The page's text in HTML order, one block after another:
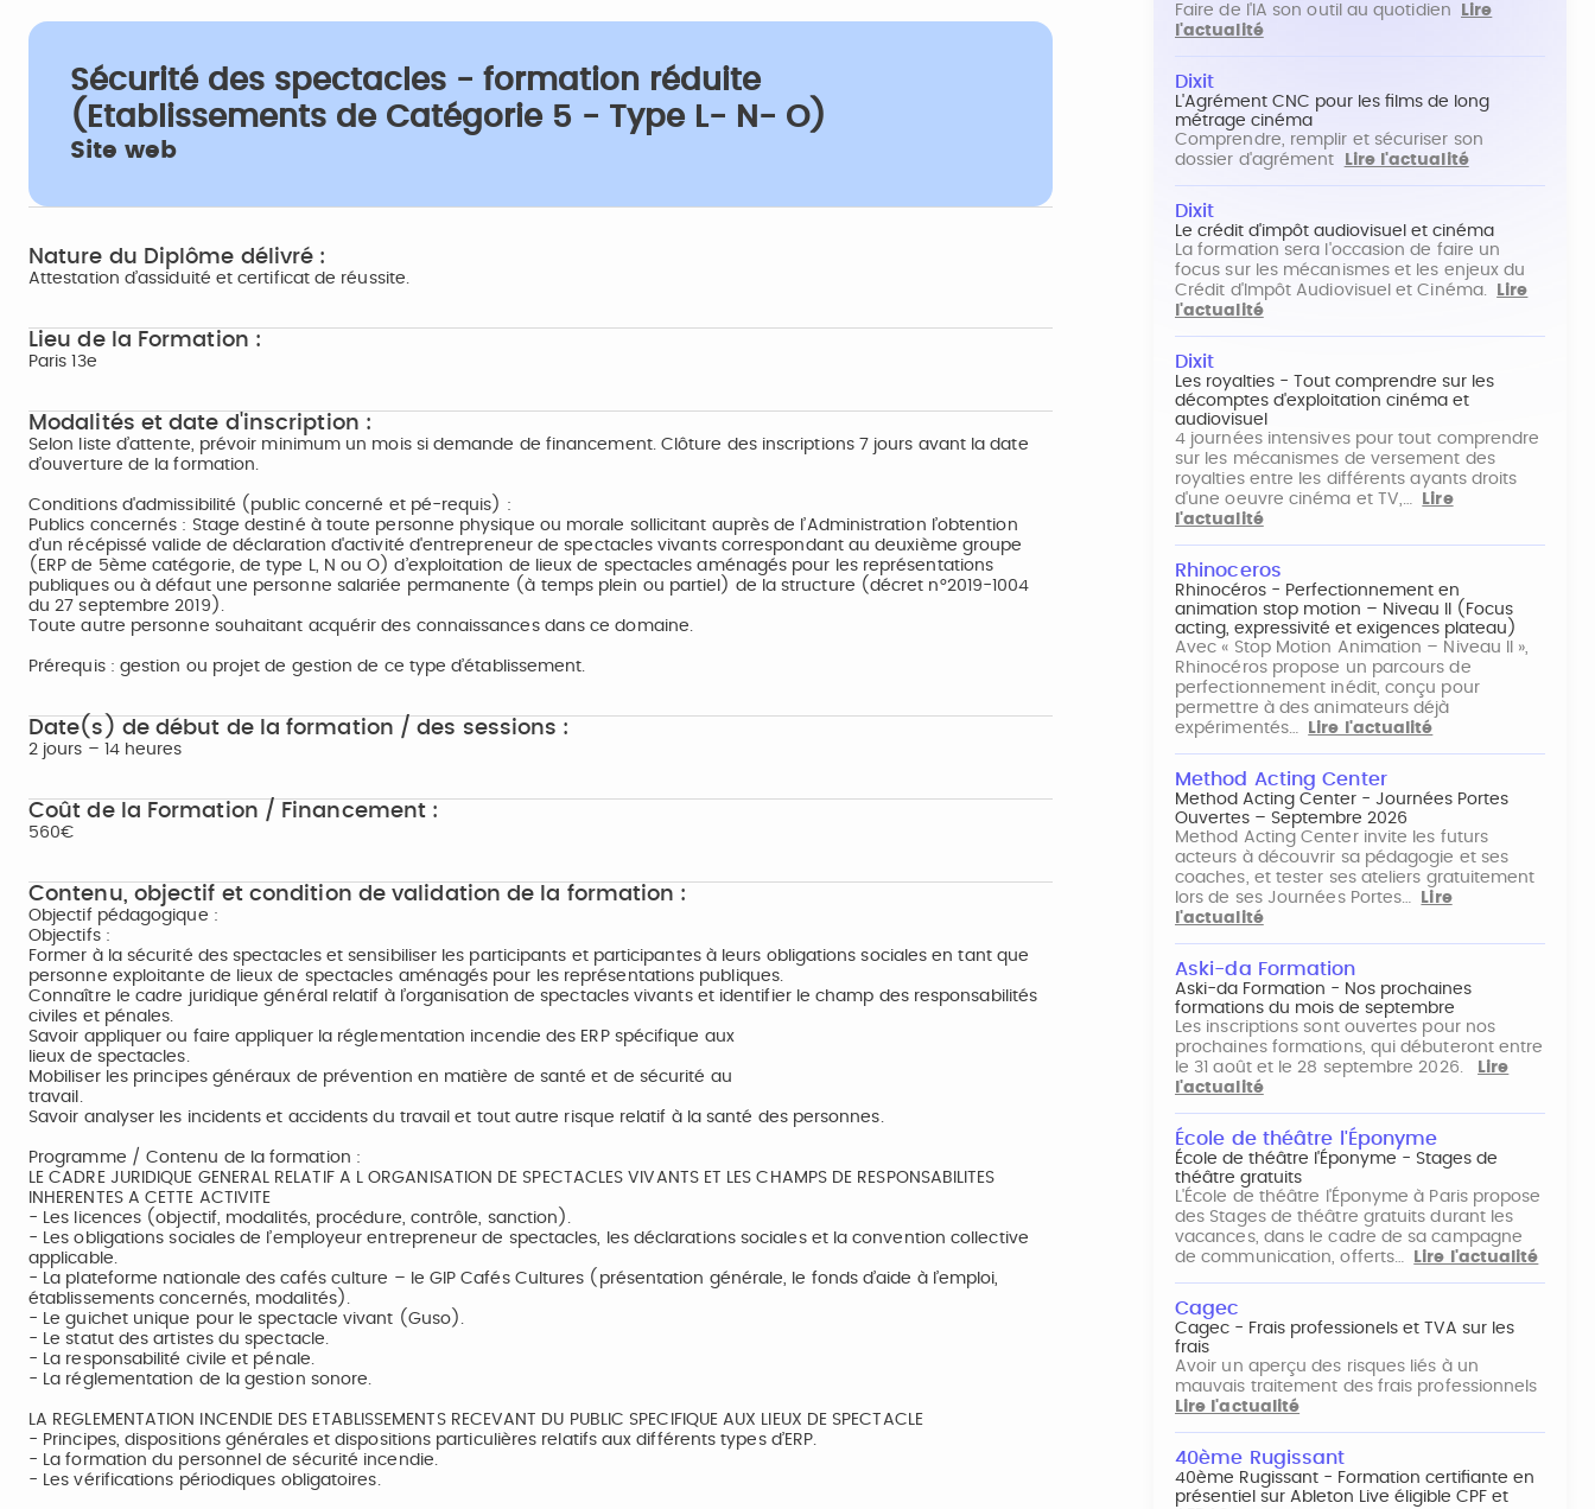
Sécurité des spectacles - formation réduite
(Etablissements de Catégorie 5 - Type L- N- O)
Site web
Nature du Diplôme délivré :
Attestation d’assiduité et certificat de réussite.
Lieu de la Formation :
Paris 13e
Modalités et date d'inscription :
Selon liste d’attente, prévoir minimum un mois si demande de financement. Clôture des inscriptions 7 jours avant la date
d’ouverture de la formation.
Conditions d'admissibilité (public concerné et pé-requis) :
Publics concernés : Stage destiné à toute personne physique ou morale sollicitant auprès de l’Administration l’obtention
d’un récépissé valide de déclaration d'activité d'entrepreneur de spectacles vivants correspondant au deuxième groupe
(ERP de 5ème catégorie, de type L, N ou O) d’exploitation de lieux de spectacles aménagés pour les représentations
publiques ou à défaut une personne salariée permanente (à temps plein ou partiel) de la structure (décret n°2019-1004
du 27 septembre 2019).
Toute autre personne souhaitant acquérir des connaissances dans ce domaine.
Prérequis : gestion ou projet de gestion de ce type d’établissement.
Date(s) de début de la formation / des sessions :
2 jours – 14 heures
Coût de la Formation / Financement :
560€
Contenu, objectif et condition de validation de la formation :
Objectif pédagogique :
Objectifs :
Former à la sécurité des spectacles et sensibiliser les participants et participantes à leurs obligations sociales en tant que
personne exploitante de lieux de spectacles aménagés pour les représentations publiques.
Connaître le cadre juridique général relatif à l’organisation de spectacles vivants et identifier le champ des responsabilités
civiles et pénales.
Savoir appliquer ou faire appliquer la réglementation incendie des ERP spécifique aux
lieux de spectacles.
Mobiliser les principes généraux de prévention en matière de santé et de sécurité au
travail.
Savoir analyser les incidents et accidents du travail et tout autre risque relatif à la santé des personnes.
Programme / Contenu de la formation :
LE CADRE JURIDIQUE GENERAL RELATIF A L ORGANISATION DE SPECTACLES VIVANTS ET LES CHAMPS DE RESPONSABILITES
INHERENTES A CETTE ACTIVITE
- Les licences (objectif, modalités, procédure, contrôle, sanction).
- Les obligations sociales de l’employeur entrepreneur de spectacles, les déclarations sociales et la convention collective
applicable.
- La plateforme nationale des cafés culture – le GIP Cafés Cultures (présentation générale, le fonds d’aide à l’emploi,
établissements concernés, modalités).
- Le guichet unique pour le spectacle vivant (Guso).
- Le statut des artistes du spectacle.
- La responsabilité civile et pénale.
- La réglementation de la gestion sonore.
LA REGLEMENTATION INCENDIE DES ETABLISSEMENTS RECEVANT DU PUBLIC SPECIFIQUE AUX LIEUX DE SPECTACLE
- Principes, dispositions générales et dispositions particulières relatifs aux différents types d’ERP.
- La formation du personnel de sécurité incendie.
- Les vérifications périodiques obligatoires.
Faire de l'IA son outil au quotidien
Lire
l'actualité
Dixit
L'Agrément CNC pour les films de long
métrage cinéma
Comprendre, remplir et sécuriser son
dossier d'agrément
Lire l'actualité
Dixit
Le crédit d'impôt audiovisuel et cinéma
La formation sera l'occasion de faire un
focus sur les mécanismes et les enjeux du
Crédit d'Impôt Audiovisuel et Cinéma.
Lire
l'actualité
Dixit
Les royalties - Tout comprendre sur les
décomptes d'exploitation cinéma et
audiovisuel
4 journées intensives pour tout comprendre
sur les mécanismes de versement des
royalties entre les différents ayants droits
d'une oeuvre cinéma et TV,…
Lire
l'actualité
Rhinoceros
Rhinocéros - Perfectionnement en
animation stop motion – Niveau II (Focus
acting, expressivité et exigences plateau)
Avec « Stop Motion Animation – Niveau II »,
Rhinocéros propose un parcours de
perfectionnement inédit, conçu pour
permettre à des animateurs déjà
expérimentés…
Lire l'actualité
Method Acting Center
Method Acting Center - Journées Portes
Ouvertes – Septembre 2026
Method Acting Center invite les futurs
acteurs à découvrir sa pédagogie et ses
coaches, et tester ses ateliers gratuitement
lors de ses Journées Portes…
Lire
l'actualité
Aski-da Formation
Aski-da Formation - Nos prochaines
formations du mois de septembre
Les inscriptions sont ouvertes pour nos
prochaines formations, qui débuteront entre
le 31 août et le 28 septembre 2026.
Lire
l'actualité
École de théâtre l'Éponyme
École de théâtre l'Éponyme - Stages de
théâtre gratuits
L'École de théâtre l'Éponyme à Paris propose
des Stages de théâtre gratuits durant les
vacances, dans le cadre de sa campagne
de communication, offerts…
Lire l'actualité
Cagec
Cagec - Frais professionels et TVA sur les
frais
Avoir un aperçu des risques liés à un
mauvais traitement des frais professionnels
Lire l'actualité
40ème Rugissant
40ème Rugissant - Formation certifiante en
présentiel sur Ableton Live éligible CPF et